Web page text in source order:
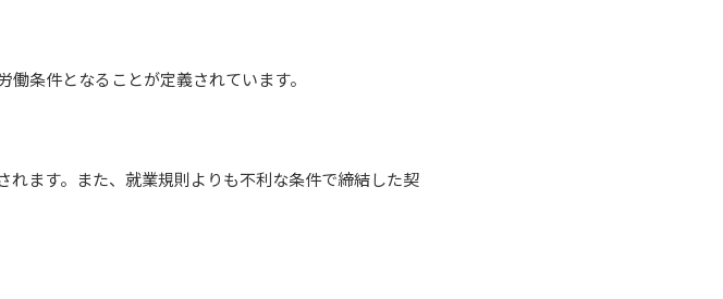
条件となることが定義されています。
ます。また、就業規則よりも不利な条件で締結した契